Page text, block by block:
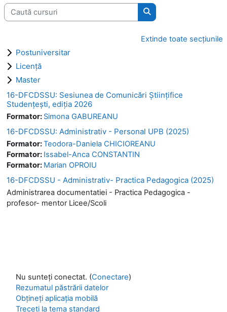
Caută cursuri
Caută cursuri
Extinde toate secțiunile
Postuniversitar
Licenţă
Master
16-DFCDSSU: Sesiunea de Comunicări Științifice
Studențești, ediția 2026
Formator: Simona GABUREANU
16-DFCDSSU: Administrativ - Personal UPB (2025)
Formator:Teodora-Daniela CHICIOREANU
Formator: Issabel-Anca CONSTANTIN
Formator: Marian OPROIU
16-DFCDSSU - Administrativ- Practica Pedagogica (2025)
Administrarea documentatiei - Practica Pedagogica -
profesor- mentor Licee/Scoli
Nu sunteți conectat. (Conectare)
Rezumatul păstrării datelor
Obțineți aplicația mobilă
Treceți la tema standard